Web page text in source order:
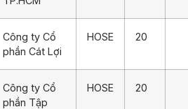
Công ty Cổ
phần Cát Lợi
HOSE 20
Công ty Cổ
phần Tập
HOSE 20